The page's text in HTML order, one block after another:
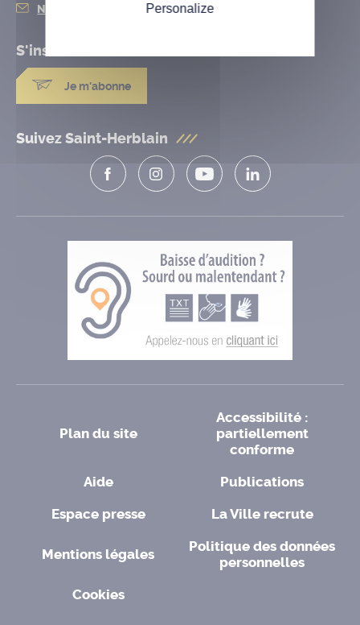
Nous contacter
S'inscrire à la
Je m'abonne
Suivez Saint-Herblain
Plan du site
Accessibilité :
partiellement
conforme
Aide
Publications
Espace presse
La Ville recrute
Mentions légales
Politique des données
personnelles
Cookies
Personalize